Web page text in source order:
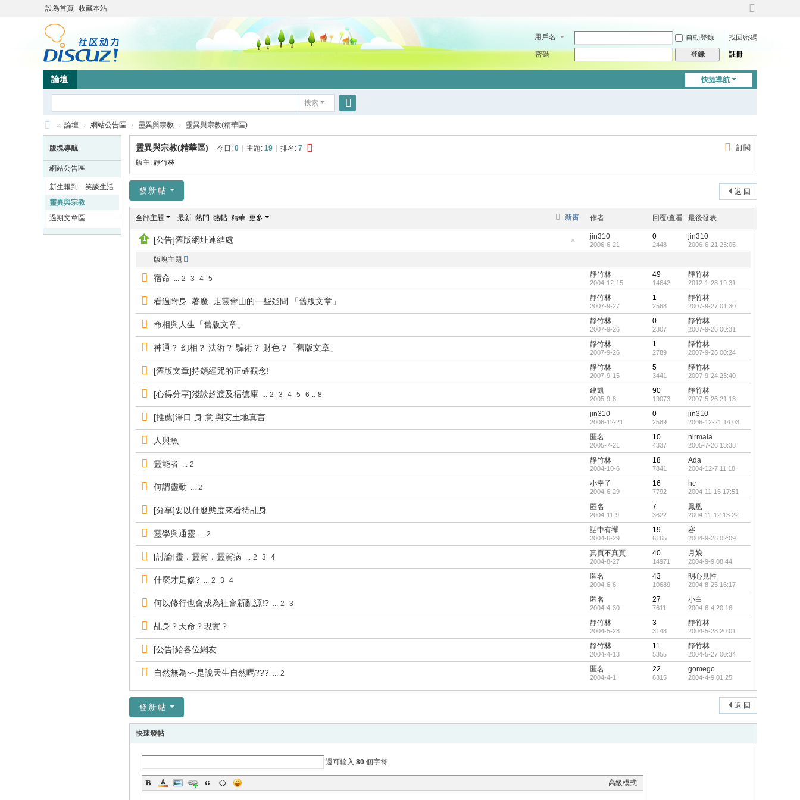
設為首頁 收藏本站
切
到
用戶名 自動登錄
找回密碼
密碼
登錄 註冊
快捷導航
論壇
搜索
索
靜
竹
林
» 論壇 › 網站公告區 › 靈異與宗教 › 靈異與宗教(精華區)
版塊導航
網站公告區
新生報到 笑談生活
靈異與宗教
過期文章區
訂閲
靈異與宗教(精華區) 今日: 0 主題: 19 排名: 7
版主: 靜竹林
返 回
發新帖
新窗
全部主題 最新 熱門 熱帖 精華 更多 作者 回覆/查看 最後發表
藏
頂
[公告]舊版網址連結處 jin310
2006-6-21
0
2448
jin310
2006-6-21 23:05
版塊主題
宿命 ... 2 3 4 5 靜竹林
2004-12-15
49
14642
靜竹林
2012-1-28 19:31
看過附身..著魔..走靈會山的一些疑問 「舊版文章」 靜竹林
2007-9-27
1
2568
靜竹林
2007-9-27 01:30
命相與人生「舊版文章」 靜竹林
2007-9-26
0
2307
靜竹林
2007-9-26 00:31
神通？ 幻相？ 法術？ 騙術？ 財色？「舊版文章」 靜竹林
2007-9-26
1
2789
靜竹林
2007-9-26 00:24
[舊版文章]持頌經咒的正確觀念! 靜竹林
2007-9-15
5
3441
靜竹林
2007-9-24 23:40
[心得分享]淺談超渡及福德庫 ... 2 3 4 5 6 .. 8 建凱
2005-9-8
90
19073
靜竹林
2007-5-26 21:13
[推薦]淨口.身.意 與安土地真言 jin310
2006-12-21
0
2589
jin310
2006-12-21 14:03
人與魚 匿名
2005-7-21
10
4337
nirmala
2005-7-26 13:38
靈能者 ... 2 靜竹林
2004-10-6
18
7841
Ada
2004-12-7 11:18
何謂靈動 ... 2 小幸子
2004-6-29
16
7792
hc
2004-11-16 17:51
[分享]要以什麼態度來看待乩身 匿名
2004-11-9
7
3622
鳳凰
2004-11-12 13:22
靈學與通靈 ... 2 話中有禪
2004-6-29
19
6165
容
2004-9-26 02:09
[討論]靈．靈駕．靈駕病 ... 2 3 4 真頁不真頁
2004-8-27
40
14971
月娘
2004-9-9 08:44
什麼才是修? ... 2 3 4 匿名
2004-6-6
43
10689
明心見性
2004-8-25 16:17
何以修行也會成為社會新亂源!? ... 2 3 匿名
2004-4-30
27
7611
小白
2004-6-4 20:16
乩身？天命？現實？ 靜竹林
2004-5-28
3
3148
靜竹林
2004-5-28 20:01
[公告]給各位網友 靜竹林
2004-4-13
11
5355
靜竹林
2004-5-27 00:34
自然無為~~是說天生自然嗎??? ... 2 匿名
2004-4-1
22
6315
gomego
2004-4-9 01:25
返 回
發新帖
快速發帖
還可輸入 80 個字符
高級模式